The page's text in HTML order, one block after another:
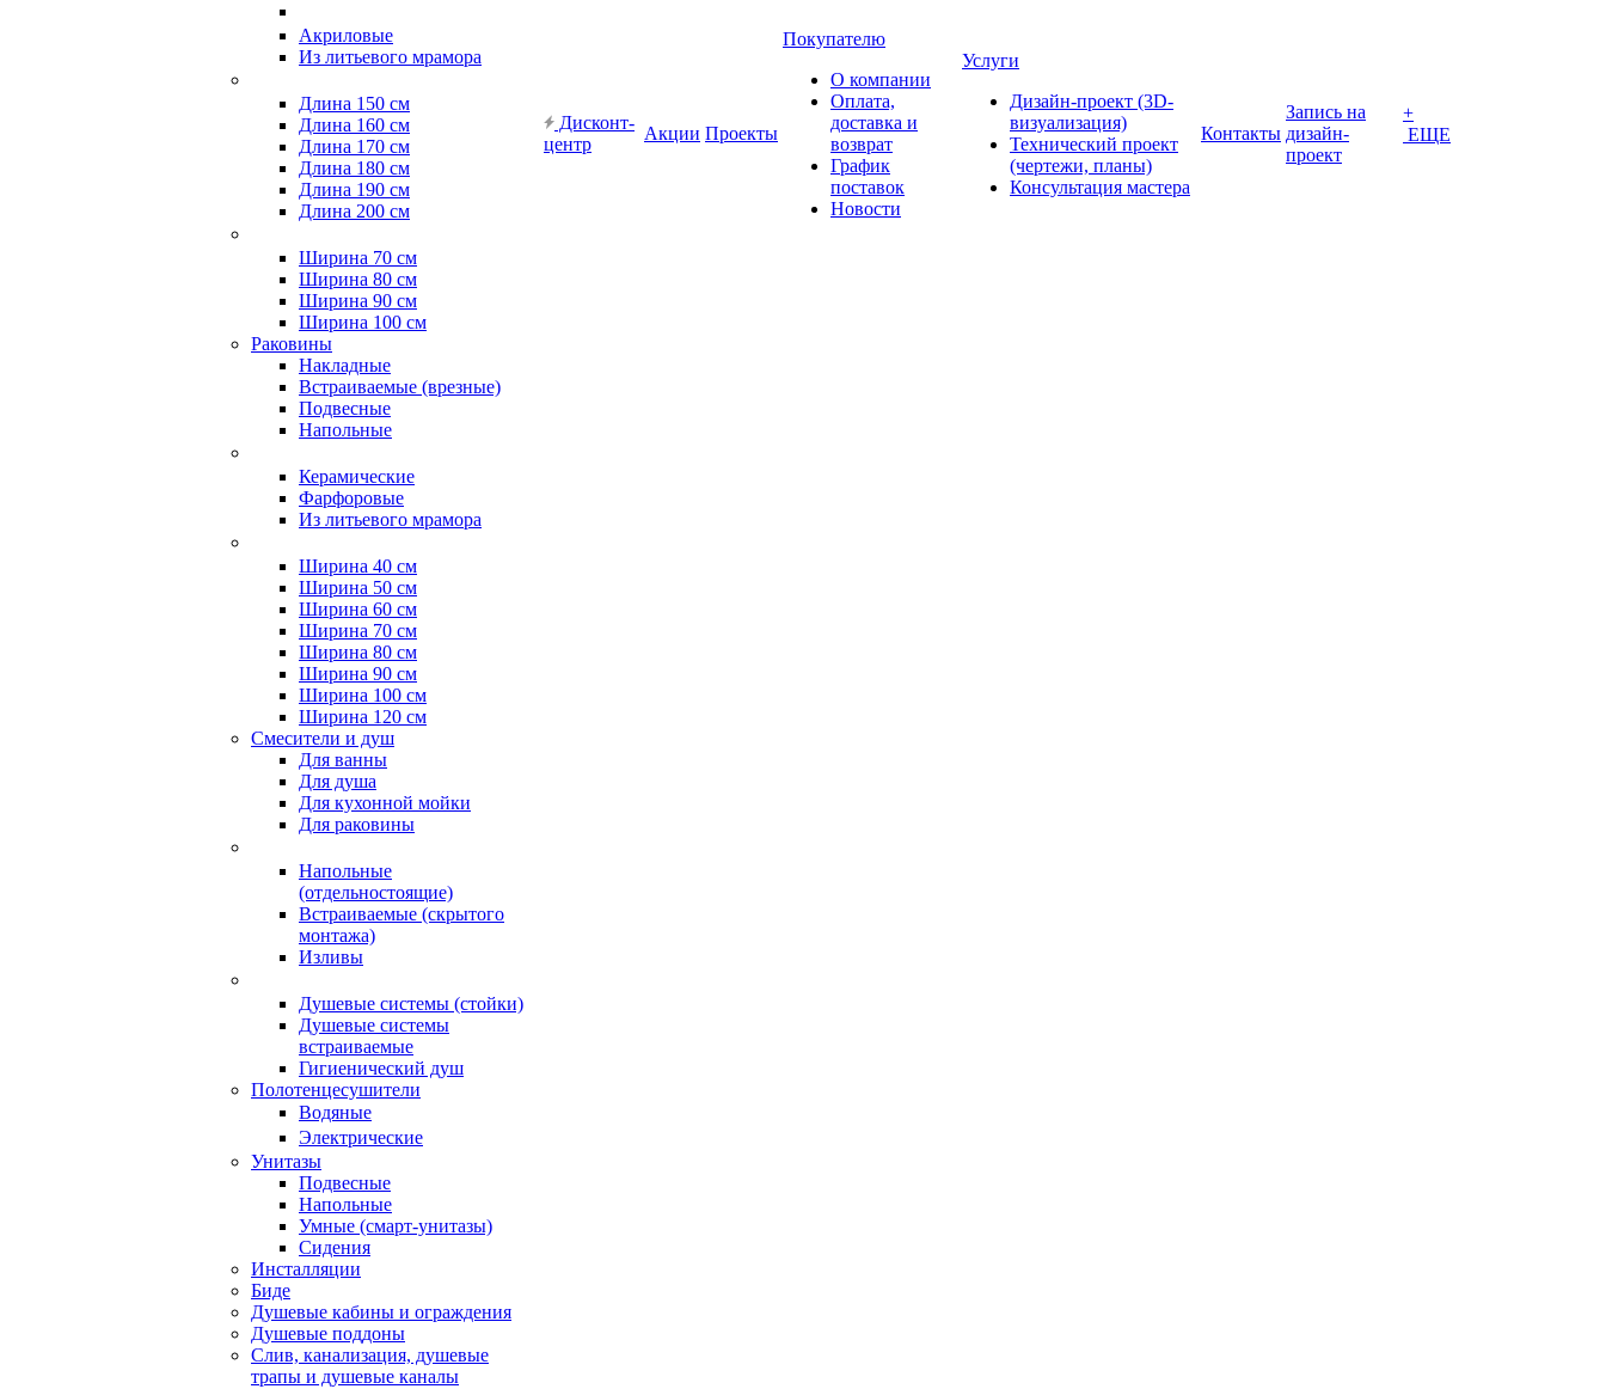
Акриловые
Из литьевого мрамора
Длина 150 см
Длина 160 см
Длина 170 см
Длина 180 см
Длина 190 см
Длина 200 см
Ширина 70 см
Ширина 80 см
Ширина 90 см
Ширина 100 см
Раковины
Накладные
Встраиваемые (врезные)
Подвесные
Напольные
Керамические
Фарфоровые
Из литьевого мрамора
Ширина 40 см
Ширина 50 см
Ширина 60 см
Ширина 70 см
Ширина 80 см
Ширина 90 см
Ширина 100 см
Ширина 120 см
Смесители и душ
Для ванны
Для душа
Для кухонной мойки
Для раковины
Напольные
(отдельностоящие)
Встраиваемые (скрытого
монтажа)
Изливы
Душевые системы (стойки)
Душевые системы
встраиваемые
Гигиенический душ
Полотенцесушители
ㅤВодяные
ㅤЭлектрические
Унитазы
Подвесные
Напольные
Умные (смарт-унитазы)
Сидения
Инсталляции
Биде
Душевые кабины и ограждения
Душевые поддоны
Слив, канализация, душевые
трапы и душевые каналы
Дисконт-
центр
Акции Проекты
Покупателю
О компании
Оплата,
доставка и
возврат
График
поставок
Новости
Услуги
Дизайн-проект (3D-
визуализация)
Технический проект
(чертежи, планы)
Консультация мастера
Контакты
Запись на
дизайн-
проект
+
ЕЩЕ